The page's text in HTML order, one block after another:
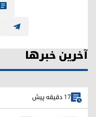
آخرین خبرها
17 دقیقه پیش